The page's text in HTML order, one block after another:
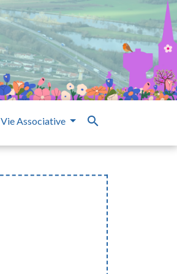
Vie Associative search